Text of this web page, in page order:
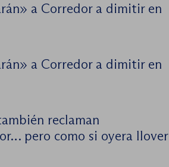
a Corredor a dimitir en
a Corredor a dimitir en
reclaman
pero como si oyera llover